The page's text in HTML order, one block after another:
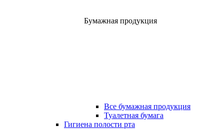
Бумажная продукция
Все бумажная продукция
Туалетная бумага
Гигиена полости рта